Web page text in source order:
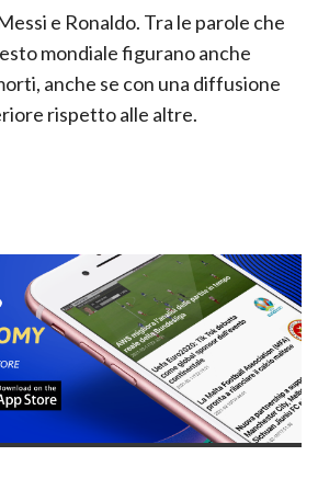
e Ronaldo. Tra le parole che
mondiale figurano anche
anche se con una diffusione
rispetto alle altre.